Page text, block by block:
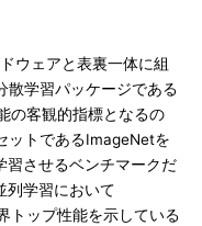
ウェアと表裏一体に組
散学習パッケージである
の客観的指標となるの
ットであるImageNetを
習させるベンチマークだ
列学習において
トップ性能を示している